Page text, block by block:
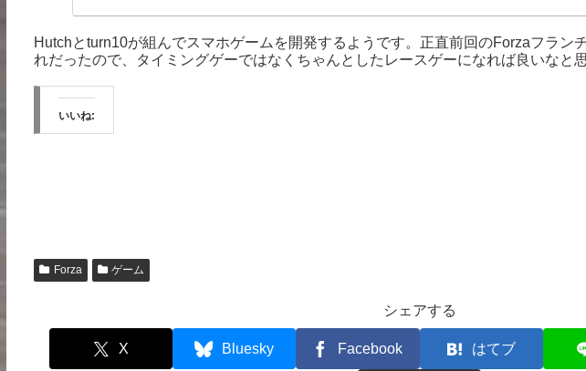
Hutchとturn10が組んでスマホゲームを開発するようです。正直前回のForzaフラン
れだったので、タイミングゲーではなくちゃんとしたレースゲーになれば良いなと思
いいね:
Forza ゲーム
シェアする
X Bluesky Facebook はてブ